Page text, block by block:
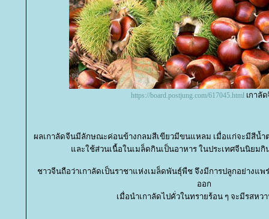
https://board.postjung.com/617045.html เกาลั
ผลเกาลัดจีนมีลักษณะค่อนข้างกลมสีเขียวมีขนแหลม เมื่อแก่จะมีสีน้ำ
ละใช้ส่วนเนื้อในเมล็ดกินเป็นอาหาร ในประเทศจีนนิยมกิ
ชาวจีนถือว่าเกาลัดเป็นราชาแห่งเมล็ดพันธุ์พืช จึงมีการปลูกอย่างแ
ออก
เมื่อนำเกาลัดไปคั่วในทรายร้อน ๆ จะมีรสห